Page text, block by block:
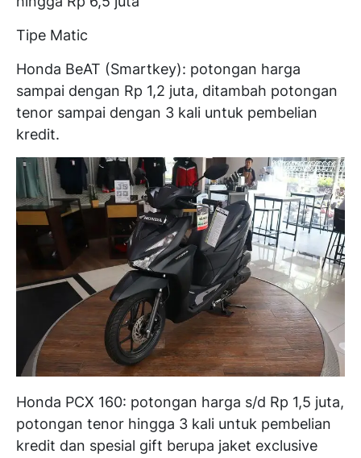
Tipe Matic
Honda BeAT (Smartkey): potongan harga
sampai dengan Rp 1,2 juta, ditambah potongan
tenor sampai dengan 3 kali untuk pembelian
kredit.
Honda PCX 160: potongan harga s/d Rp 1,5 juta,
potongan tenor hingga 3 kali untuk pembelian
kredit dan spesial gift berupa jaket exclusive